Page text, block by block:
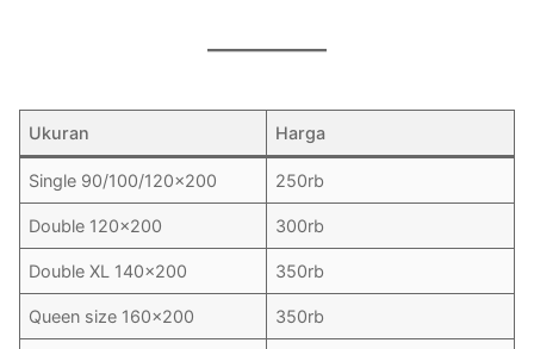
Ukuran Harga
Single 90/100/120×200 250rb
Double 120×200 300rb
Double XL 140×200 350rb
Queen size 160×200 350rb